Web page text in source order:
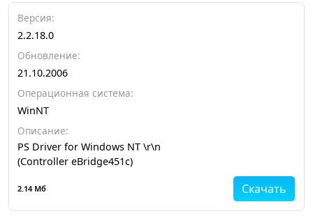
Версия:
2.2.18.0
Обновление:
21.10.2006
Операционная система:
WinNT
Описание:
PS Driver for Windows NT \r\n
(Controller eBridge451c)
Скачать
2.14 Мб